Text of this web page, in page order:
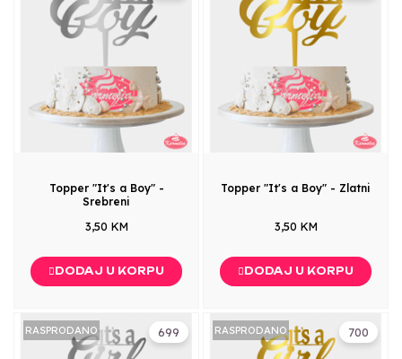
Topper "It's a Boy" -
Srebreni
3,50 KM
DODAJ U KORPU
Topper "It's a Boy" - Zlatni
3,50 KM
DODAJ U KORPU
699
RASPRODANO 700
RASPRODANO